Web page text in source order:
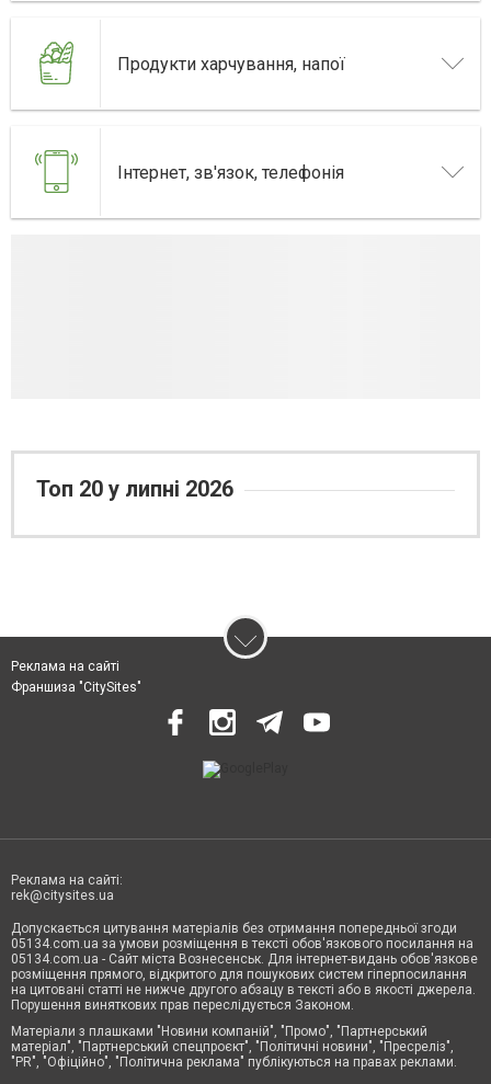
Продукти харчування, напої
Інтернет, зв'язок, телефонія
Топ 20 у липні 2026
Реклама на сайті
Франшиза "CitySites"
Реклама на сайті:
rek@citysites.ua
Допускається цитування матеріалів без отримання попередньої згоди
05134.com.ua за умови розміщення в тексті обов'язкового посилання на
05134.com.ua - Сайт міста Вознесенськ. Для інтернет-видань обов'язкове
розміщення прямого, відкритого для пошукових систем гіперпосилання
на цитовані статті не нижче другого абзацу в тексті або в якості джерела.
Порушення виняткових прав переслідується Законом.
Матеріали з плашками "Новини компаній", "Промо", "Партнерський
матеріал", "Партнерський спецпроєкт", "Політичні новини", "Пресреліз",
"PR", "Офіційно", "Політична реклама" публікуються на правах реклами.